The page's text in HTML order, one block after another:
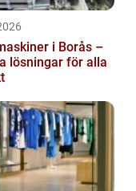
i Borås –
lösningar för alla